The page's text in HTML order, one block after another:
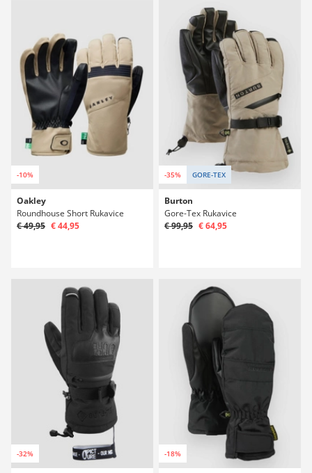
-10%
Oakley
Roundhouse Short Rukavice
€ 49,95 € 44,95
-35% GORE-TEX
Burton
Gore-Tex Rukavice
€ 99,95 € 64,95
-32% -18%